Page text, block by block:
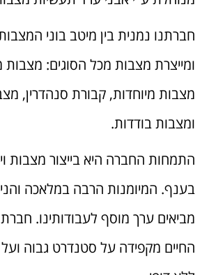
חברתנו נמנית בין מיטב בוני
ומייצרת מצבות מכל הסוגים:
מצבות מיוחדות, קבורת סנהדרין,
ומצבות בודדות.
התמחות החברה היא בייצור מצבות
בענף. המיומנות הרבה במלאכה
מביאים ערך מוסף לעבודותינו.
החיים מקפידה על סטנדרט גבוה